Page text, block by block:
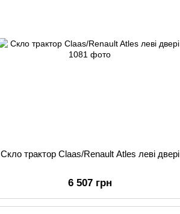
Скло трактор Claas/Renault Atles леві двері
6 507 грн